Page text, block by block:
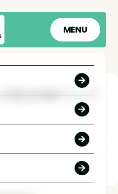
MENU
水FRPワンプ